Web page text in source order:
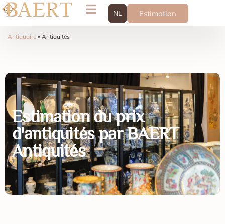
NL Estimation
Antiquaire » Antiquités
Estimation du prix
d'antiquités par BAERT
Antiquités